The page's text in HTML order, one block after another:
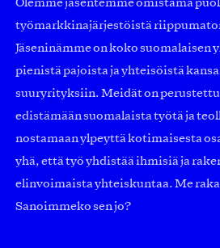
Olemme jäsentemme omistama
työmarkkinajärjestöistä
Jäseninämme on koko suomalaisen
pienistä pajoista ja yhteisöistä
suuryrityksiin. Meidät on
edistämään suomalaista työtä ja
nostamaan ylpeyttä kotimaisesta
yhä, että työ yhdistää ihmisiä ja
elinvoimaista yhteiskuntaa. Me
Sanoimmeko sen jo?